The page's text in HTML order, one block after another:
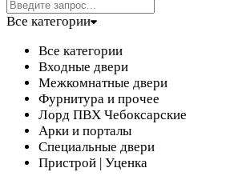
Все категории
Все категории
Входные двери
Межкомнатные двери
Фурнитура и прочее
Лорд ПВХ Чебоксарские
Арки и порталы
Специальные двери
Пристрой | Уценка